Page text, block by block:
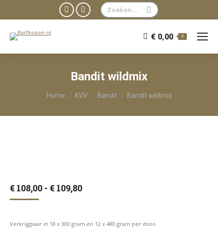
Facebook
in
window
WhatsApp
in
window
Zoeken:
€ 0,00 0
Bandit wildmix
Je bent hier:
Home KVV Bandit Bandit wildmix
€ 108,00 - € 109,80Prijsklasse:
Verkrijgpaar in 18 x 300 gram en 12 x 480 gram per doos